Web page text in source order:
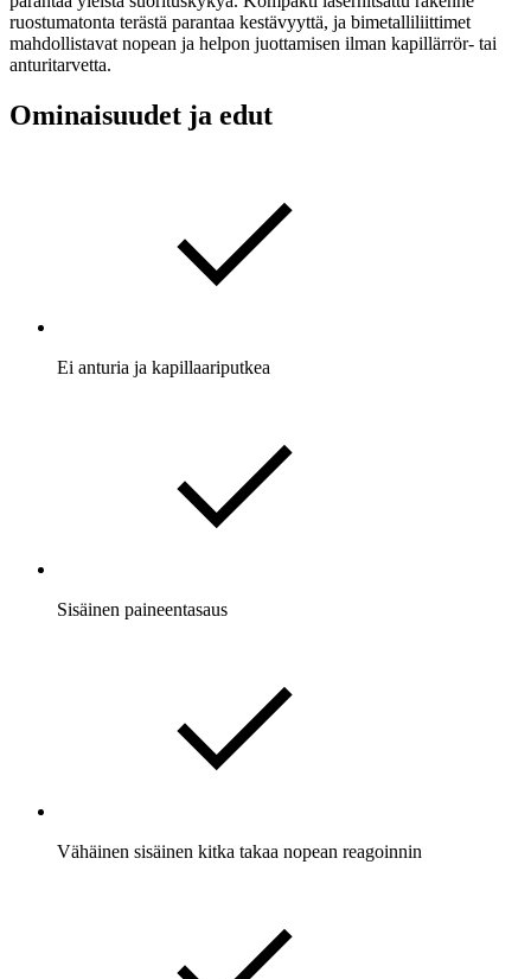
ruostumatonta terästä parantaa kestävyyttä, ja bimetalliliittimet
mahdollistavat nopean ja helpon juottamisen ilman kapillärrör- tai
anturitarvetta.
Ominaisuudet ja edut
Ei anturia ja kapillaariputkea
Sisäinen paineentasaus
Vähäinen sisäinen kitka takaa nopean reagoinnin